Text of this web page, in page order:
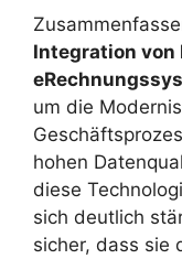
Integration
um die
hohen
diese
sich deutlich
sicher, dass sie